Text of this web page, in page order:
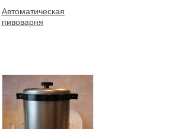
Автоматическая
пивоварня